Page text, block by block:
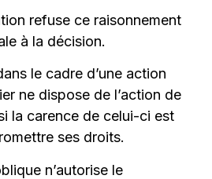
refuse ce raisonnement
à la décision.
le cadre d’une action
ne dispose de l’action de
la carence de celui-ci est
ses droits.
n’autorise le